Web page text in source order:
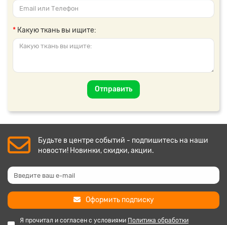
Какую ткань вы ищите:
Отправить
Будьте в центре событий - подпишитесь на наши
новости! Новинки, скидки, акции.
Оформить подписку
Я прочитал и согласен с условиями Политика обработки